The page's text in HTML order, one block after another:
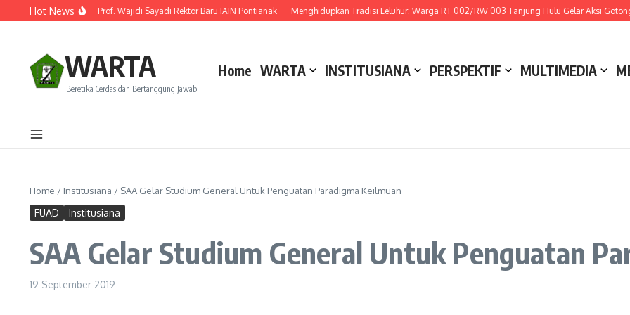
Lewati ke konten
Hot News
Ini Rekam Jejak Prof. Wajidi Sayadi Rektor Baru IAIN Pontianak Menghidupkan Tradisi Leluhur: Warga RT 002/RW 003 Tanjung Hulu Gelar Aksi Gotong
WARTA
Beretika Cerdas dan Bertanggung Jawab
Home WARTA INSTITUSIANA PERSPEKTIF MULTIMEDIA
Home / Institusiana / SAA Gelar Studium General Untuk Penguatan Paradigma Keilmuan
FUAD Institusiana
SAA Gelar Studium General Untuk Penguatan
19 September 2019